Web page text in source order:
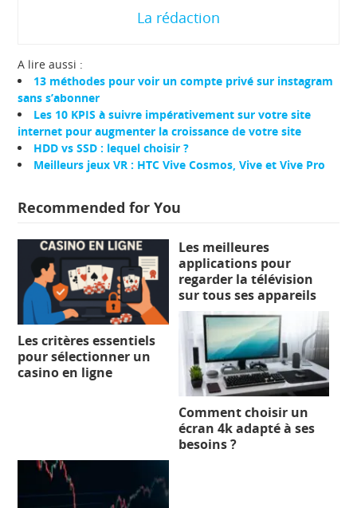
La rédaction
A lire aussi :
13 méthodes pour voir un compte privé sur instagram
sans s’abonner
Les 10 KPIS à suivre impérativement sur votre site
internet pour augmenter la croissance de votre site
HDD vs SSD : lequel choisir ?
Meilleurs jeux VR : HTC Vive Cosmos, Vive et Vive Pro
Recommended for You
Les critères essentiels
pour sélectionner un
casino en ligne
Les meilleures
applications pour
regarder la télévision
sur tous ses appareils
Comment choisir un
écran 4k adapté à ses
besoins ?